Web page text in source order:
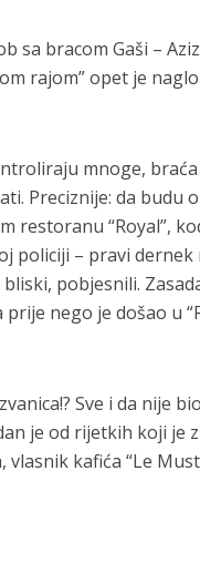
sa bracom Gaši –
rajom” opet je naglo
mnoge, braća
Preciznije: da budu
restoranu “Royal”,
policiji – pravi dernek
pobjesnili.
nego je došao u
Sve i da nije
je od rijetkih koji je
kafića “Le